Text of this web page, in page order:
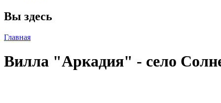
Вы здесь
Главная
Вилла "Аркадия" - село